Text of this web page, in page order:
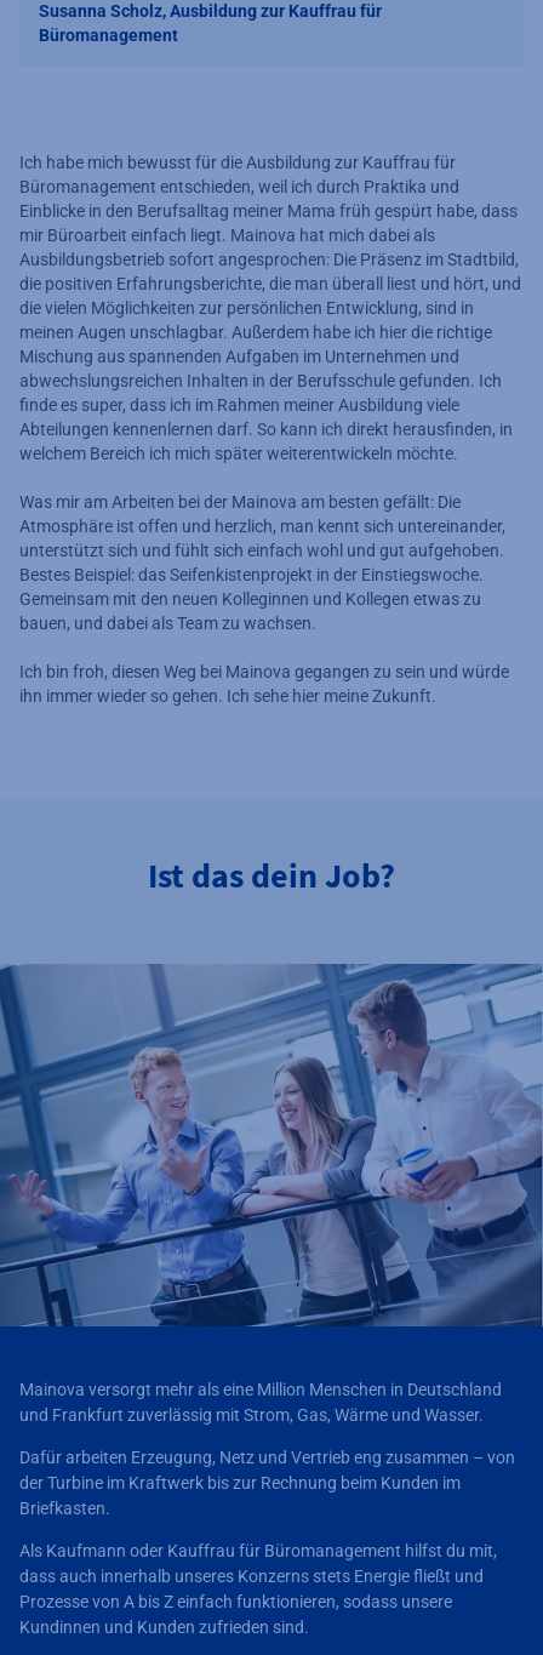
Susanna Scholz, Ausbildung zur Kauffrau für
Büromanagement
Ich habe mich bewusst für die Ausbildung zur Kauffrau für
Büromanagement entschieden, weil ich durch Praktika und
Einblicke in den Berufsalltag meiner Mama früh gespürt habe, dass
mir Büroarbeit einfach liegt. Mainova hat mich dabei als
Ausbildungsbetrieb sofort angesprochen: Die Präsenz im Stadtbild,
die positiven Erfahrungsberichte, die man überall liest und hört, und
die vielen Möglichkeiten zur persönlichen Entwicklung, sind in
meinen Augen unschlagbar. Außerdem habe ich hier die richtige
Mischung aus spannenden Aufgaben im Unternehmen und
abwechslungsreichen Inhalten in der Berufsschule gefunden. Ich
finde es super, dass ich im Rahmen meiner Ausbildung viele
Abteilungen kennenlernen darf. So kann ich direkt herausfinden, in
welchem Bereich ich mich später weiterentwickeln möchte.
Was mir am Arbeiten bei der Mainova am besten gefällt: Die
Atmosphäre ist offen und herzlich, man kennt sich untereinander,
unterstützt sich und fühlt sich einfach wohl und gut aufgehoben.
Bestes Beispiel: das Seifenkistenprojekt in der Einstiegswoche.
Gemeinsam mit den neuen Kolleginnen und Kollegen etwas zu
bauen, und dabei als Team zu wachsen.
Ich bin froh, diesen Weg bei Mainova gegangen zu sein und würde
ihn immer wieder so gehen. Ich sehe hier meine Zukunft.
Ist das dein Job?
Mainova versorgt mehr als eine Million Menschen in Deutschland
und Frankfurt zuverlässig mit Strom, Gas, Wärme und Wasser.
Dafür arbeiten Erzeugung, Netz und Vertrieb eng zusammen – von
der Turbine im Kraftwerk bis zur Rechnung beim Kunden im
Briefkasten.
Als Kaufmann oder Kauffrau für Büromanagement hilfst du mit,
dass auch innerhalb unseres Konzerns stets Energie fließt und
Prozesse von A bis Z einfach funktionieren, sodass unsere
Kundinnen und Kunden zufrieden sind.